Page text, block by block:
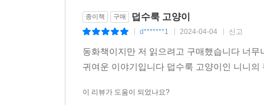
종이책 구매 덥수룩 고양이
d*******1 2024-04-04 신고
동화책이지만 저 읽으려고 구매했습니다 너
귀여운 이야기입니다 덥수룩 고양이인 니니
이 리뷰가 도움이 되었나요?